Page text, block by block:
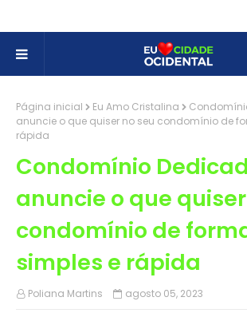
Página inicial Eu Amo Cristalina
anuncie o que quiser no seu condomínio de
rápida
Condomínio
anuncie o que
condomínio de
simples e rápida
Poliana Martins agosto 05, 2023